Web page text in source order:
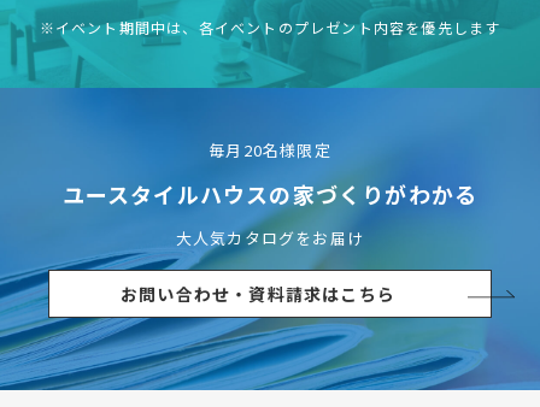
※イベント期間中は、各イベントのプレゼント内容を優先します
毎月20名様限定
ユースタイルハウスの家づくりがわかる
大人気カタログをお届け
お問い合わせ・資料請求はこちら